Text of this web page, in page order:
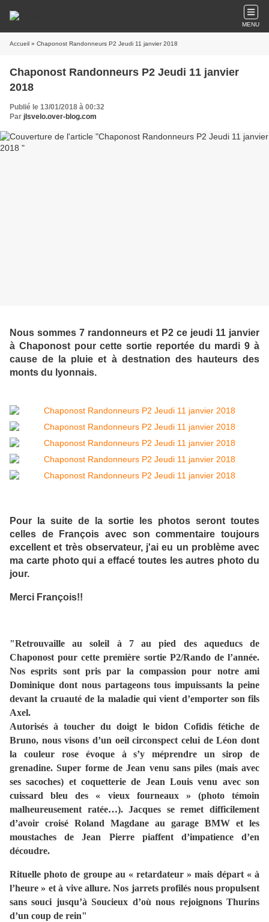
MENU
Accueil » Chaponost Randonneurs P2 Jeudi 11 janvier 2018
Chaponost Randonneurs P2 Jeudi 11 janvier
2018
Publié le 13/01/2018 à 00:32
Par jlsvelo.over-blog.com
Nous sommes 7 randonneurs et P2 ce jeudi 11 janvier
à Chaponost pour cette sortie reportée du mardi 9 à
cause de la pluie et à destnation des hauteurs des
monts du lyonnais.
Pour la suite de la sortie les photos seront toutes
celles de François avec son commentaire toujours
excellent et très observateur, j'ai eu un problème avec
ma carte photo qui a effacé toutes les autres photo du
jour.
Merci François!!
"Retrouvaille au soleil à 7 au pied des aqueducs de
Chaponost pour cette première sortie P2/Rando de l’année.
Nos esprits sont pris par la compassion pour notre ami
Dominique dont nous partageons tous impuissants la peine
devant la cruauté de la maladie qui vient d’emporter son fils
Axel.
Autorisés à toucher du doigt le bidon Cofidis fétiche de
Bruno, nous visons d’un oeil circonspect celui de Léon dont
la couleur rose évoque à s’y méprendre un sirop de
grenadine. Super forme de Jean venu sans piles (mais avec
ses sacoches) et coquetterie de Jean Louis venu avec son
cuissard bleu des « vieux fourneaux » (photo témoin
malheureusement ratée…). Jacques se remet difficilement
d’avoir croisé Roland Magdane au garage BMW et les
moustaches de Jean Pierre piaffent d’impatience d’en
découdre.
Rituelle photo de groupe au « retardateur » mais départ « à
l’heure » et à vive allure. Nos jarrets profilés nous propulsent
sans souci jusqu’à Soucieux d’où nous rejoignons Thurins
d’un coup de rein"